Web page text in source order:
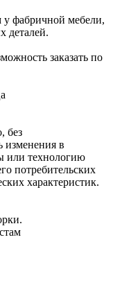
у фабричной мебели,
деталей.
заказать по
без
изменения в
или технологию
потребительских
характеристик.